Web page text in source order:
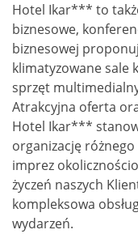
Hotel Ikar*** to
biznesowe,
biznesowej
klimatyzowane sale
sprzęt
Atrakcyjna oferta
Hotel Ikar***
organizację
imprez
życzeń naszych
kompleksowa
wydarzeń.